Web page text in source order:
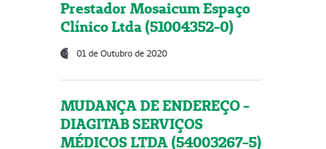
Prestador Mosaicum Espaço
Clínico Ltda (51004352-0)
01 de Outubro de 2020
MUDANÇA DE ENDEREÇO -
DIAGITAB SERVIÇOS
MÉDICOS LTDA (54003267-5)